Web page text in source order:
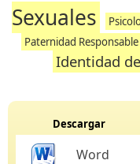
Sexuales
Paternidad Responsable
Identidad
Descargar
Word